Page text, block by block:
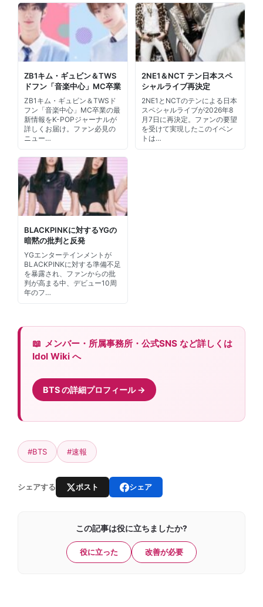
ZB1キム・ギュビン＆TWS
ドフン「音楽中心」MC卒業
ZB1キム・ギュビン＆TWSド
フン「音楽中心」MC卒業の最
新情報をK-POPジャーナルが
詳しくお届け。ファン必見の
ニュー…
2NE1＆NCT テン日本スペ
シャルライブ再決定
2NE1とNCTのテンによる日本
スペシャルライブが2026年8
月7日に再決定。ファンの要望
を受けて実現したこのイベン
トは…
BLACKPINKに対するYGの
暗黙の批判と反発
YGエンターテインメントが
BLACKPINKに対する準備不足
を暴露され、ファンからの批
判が高まる中、デビュー10周
年のフ…
メンバー・所属事務所・公式SNS など詳しくは
Idol Wiki へ
BTS の詳細プロフィール
#BTS #速報
シェアする ポスト シェア
この記事は役に立ちましたか?
役に立った 改善が必要